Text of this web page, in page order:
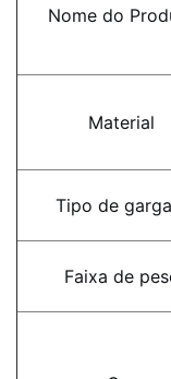
Nome do
Material
Tipo de
Faixa de